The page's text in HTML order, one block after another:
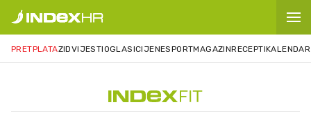
PRETPLATAZIDVIJESTIOGLASICIJENESPORTMAGAZINRECEPTIKALENDAR